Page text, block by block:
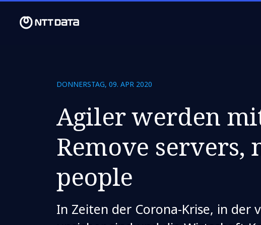
DONNERSTAG, 09. APR 2020
Agiler werden
Remove servers,
people
In Zeiten der Corona-Krise, in der